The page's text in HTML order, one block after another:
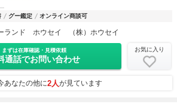
グー鑑定 オンライン商談可
ランド ホウセイ （株）ホウセイ
まずは在庫確認・見積依頼
通話でお問い合わせ
お気に入り
あなたの他に2人が見ています